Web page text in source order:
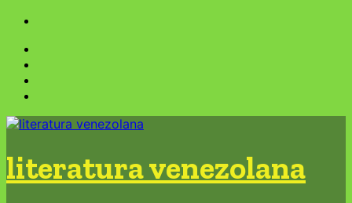
Saltar
contenido
literatura venezolana